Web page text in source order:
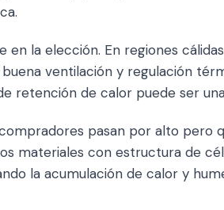
la elección. En regiones
ventilación y regulación
retención de calor puede ser
pasan por alto pero
materiales con estructura de
la acumulación de calor y